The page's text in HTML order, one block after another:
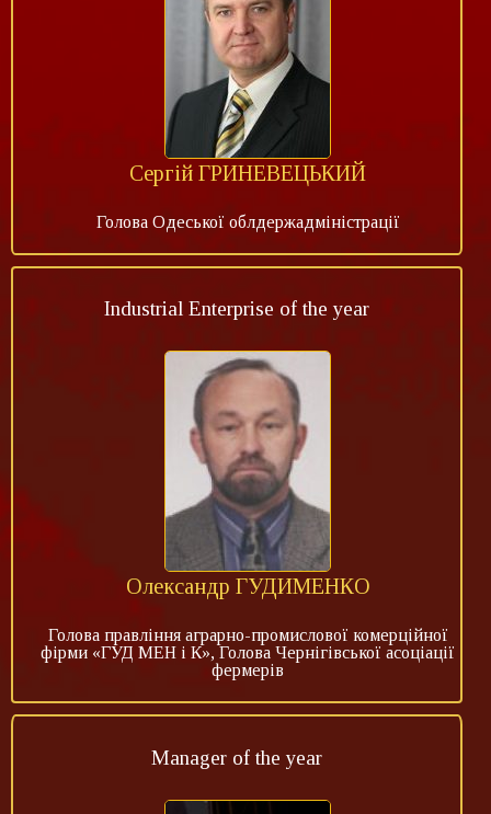
Сергій ГРИНЕВЕЦЬКИЙ
Голова Одеської облдержадміністрації
Industrial Enterprise of the year
Олександр ГУДИМЕНКО
Голова правління аграрно-промислової комерційної
фірми «ГУД МЕН і К», Голова Чернігівської асоціації
фермерів
Manager of the year